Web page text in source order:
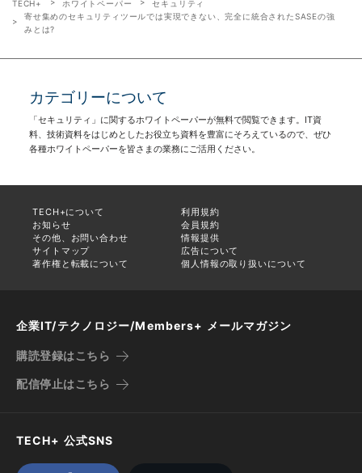
TECH+ ホワイトペーパー
セキュリティ
寄せ集めのセキュリティツールでは実現できない、完全に統合されたSASEの強
みとは?
カテゴリーについて
「セキュリティ」に関するホワイトペーパーが無料で閲覧できます。IT資
料、技術資料をはじめとしたお役立ち資料を豊富にそろえているので、ぜひ
各種ホワイトペーパーを皆さまの業務にご活用ください。
TECH+について
利用規約
お知らせ
会員規約
その他、お問い合わせ
情報提供
サイトマップ
広告について
著作権と転載について
個人情報の取り扱いについて
企業IT/テクノロジー/Members+ メールマガジン
購読登録はこちら
配信停止はこちら
TECH+ 公式SNS